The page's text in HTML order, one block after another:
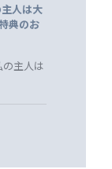
人は大
典のお
主人は